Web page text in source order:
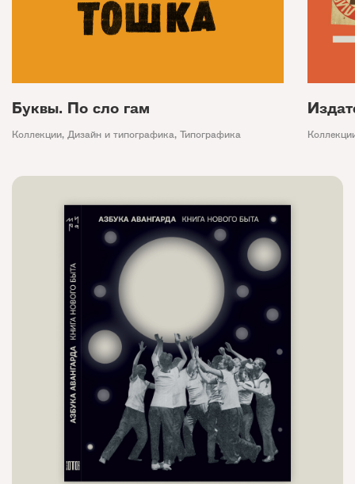
Буквы. По сло гам
Коллекции, Дизайн и типографика, Типографика